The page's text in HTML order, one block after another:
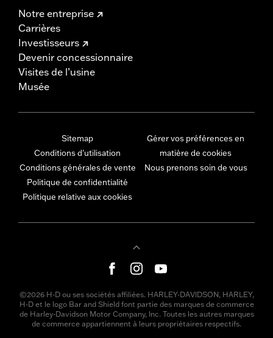
Notre entreprise
Carrières
Investisseurs
Devenir concessionnaire
Visites de l’usine
Musée
Sitemap
Conditions d'utilisation
Conditions générales de vente
Politique de confidentialité
Politique relative aux cookies
Gérer vos préférences en
matière de cookies
Nous prenons soin de vous
©2026 H-D ou ses sociétés affiliées. HARLEY-DAVIDSON, HARLEY,
H-D et le logo Bar and Shield font partie des marques de commerce
de Harley-Davidson Motor Company, Inc. Toutes les autres marques
de commerce appartiennent à leurs propriétaires respectifs.